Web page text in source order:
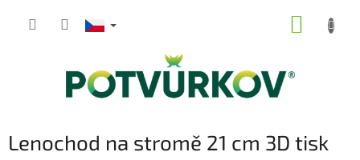
Lenochod na stromě 21 cm 3D tisk